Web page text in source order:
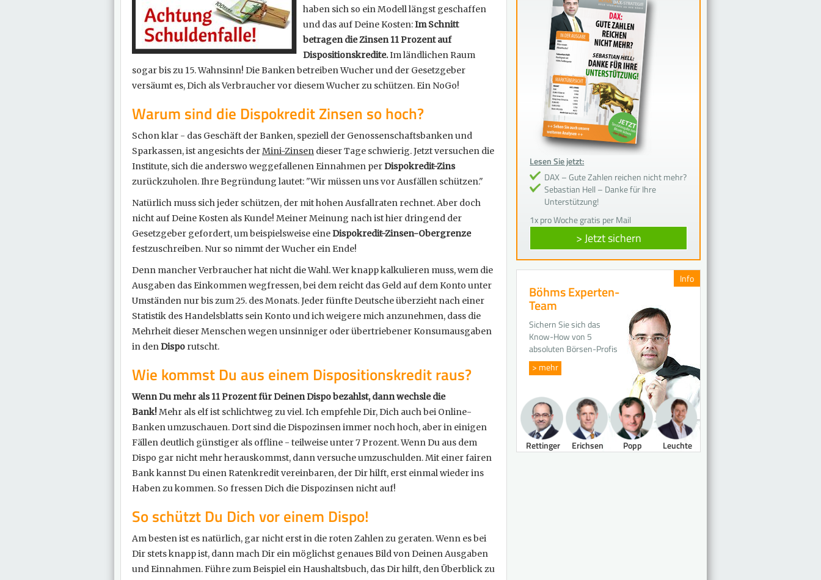
haben sich so ein Modell längst geschaffen
und das auf Deine Kosten:Im Schnitt
betragen die Zinsen 11 Prozent auf
Dispositionskredite.Im ländlichen Raum
sogar bis zu 15. Wahnsinn! Die Banken betreiben Wucher und der Gesetzgeber
versäumt es, Dich als Verbraucher vor diesem Wucher zu schützen. Ein NoGo!
Warum sind die Dispokredit Zinsen so hoch?
Schon klar - das Geschäft der Banken, speziell der Genossenschaftsbanken und
Sparkassen, ist angesichts derMini-Zinsen dieser Tage schwierig. Jetzt versuchen die
Institute, sich die anderswo weggefallenen Einnahmen perDispokredit-Zins
zurückzuholen. Ihre Begründung lautet: "Wir müssen uns vor Ausfällen schützen."
Natürlich muss sich jeder schützen, der mit hohen Ausfallraten rechnet. Aber doch
nicht auf Deine Kosten als Kunde! Meiner Meinung nach ist hier dringend der
Gesetzgeber gefordert, um beispielsweise eineDispokredit-Zinsen-Obergrenze
festzuschreiben. Nur so nimmt der Wucher ein Ende!
Denn mancher Verbraucher hat nicht die Wahl. Wer knapp kalkulieren muss, wem die
Ausgaben das Einkommen wegfressen, bei dem reicht das Geld auf dem Konto unter
Umständen nur bis zum 25. des Monats. Jeder fünfte Deutsche überzieht nach einer
Statistik des Handelsblatts sein Konto und ich weigere mich anzunehmen, dass die
Mehrheit dieser Menschen wegen unsinniger oder übertriebener Konsumausgaben
in denDispo rutscht.
Wie kommst Du aus einem Dispositionskredit raus?
Wenn Du mehr als 11 Prozent für Deinen Dispo bezahlst, dann wechsle die
Bank!Mehr als elf ist schlichtweg zu viel. Ich empfehle Dir, Dich auch bei Online-
Banken umzuschauen. Dort sind die Dispozinsen immer noch hoch, aber in einigen
Fällen deutlich günstiger als offline - teilweise unter 7 Prozent. Wenn Du aus dem
Dispo gar nicht mehr herauskommst, dann versuche umzuschulden. Mit einer fairen
Bank kannst Du einen Ratenkredit vereinbaren, der Dir hilft, erst einmal wieder ins
Haben zu kommen. So fressen Dich die Dispozinsen nicht auf!
So schützt Du Dich vor einem Dispo!
Am besten ist es natürlich, gar nicht erst in die roten Zahlen zu geraten. Wenn es bei
Dir stets knapp ist, dann mach Dir ein möglichst genaues Bild von Deinen Ausgaben
und Einnahmen. Führe zum Beispiel ein Haushaltsbuch, das Dir hilft, den Überblick zu
Lesen Sie jetzt:
DAX – Gute Zahlen reichen nicht mehr?
Sebastian Hell – Danke für Ihre
Unterstützung!
1x pro Woche gratis per Mail
> Jetzt sichern
Rettinger Erichsen Popp Leuchte
Info
Böhms Experten-
Team
Sichern Sie sich das
Know-How von 5
absoluten Börsen-Profis
> mehr